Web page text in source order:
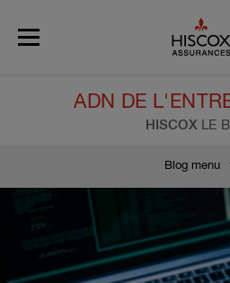
ADN DE
HISCOX LE
Blog menu